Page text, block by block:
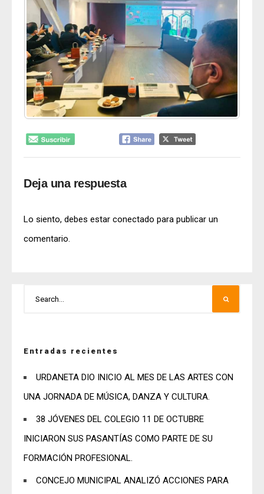
Deja una respuesta
Lo siento, debes estar conectado para publicar un
comentario.
Entradas recientes
URDANETA DIO INICIO AL MES DE LAS ARTES CON
UNA JORNADA DE MÚSICA, DANZA Y CULTURA.
38 JÓVENES DEL COLEGIO 11 DE OCTUBRE
INICIARON SUS PASANTÍAS COMO PARTE DE SU
FORMACIÓN PROFESIONAL.
CONCEJO MUNICIPAL ANALIZÓ ACCIONES PARA